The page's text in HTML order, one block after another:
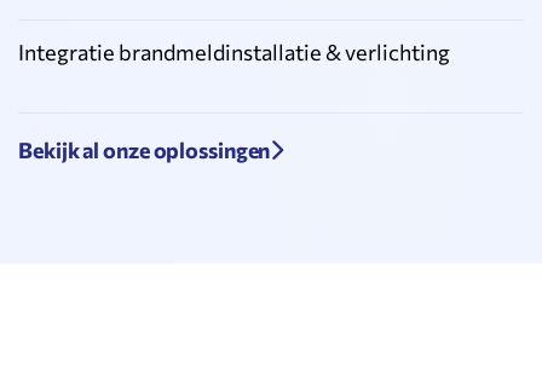
Integratie brandmeldinstallatie & verlichting
Bekijk al onze oplossingen